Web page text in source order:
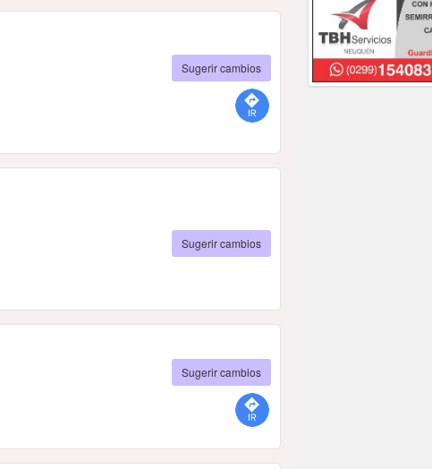
Sugerir cambios
Sugerir cambios
Sugerir cambios